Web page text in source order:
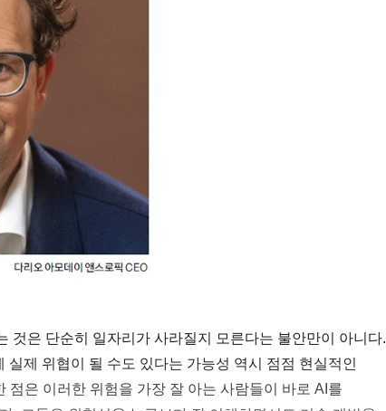
것은 단순히 일자리가 사라질지 모른다는 불안만이 아니다.
실제 위협이 될 수도 있다는 가능성 역시 점점 현실적인
점은 이러한 위험을 가장 잘 아는 사람들이 바로 AI를